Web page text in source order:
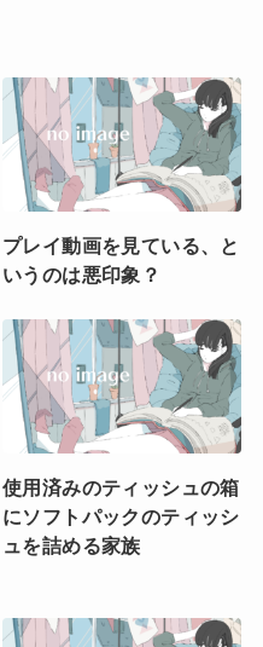
プレイ動画を見ている、と
いうのは悪印象？
使用済みのティッシュの箱
にソフトパックのティッシ
ュを詰める家族